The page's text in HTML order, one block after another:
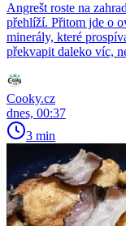
Angrešt roste na
přehlíží. Přitom jde o
minerály, které
překvapit daleko víc,
Cooky.cz
dnes, 00:37
3 min